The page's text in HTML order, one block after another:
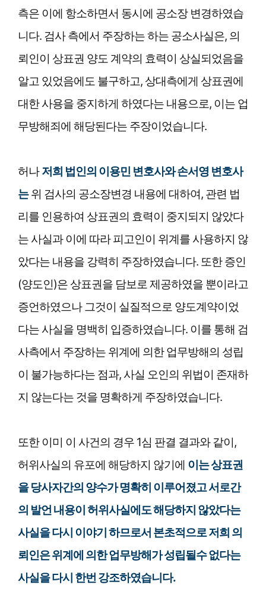
측은 이에 항소하면서 동시에 공소장 변경하였습
니다. 검사 측에서 주장하는 하는 공소사실은, 의
뢰인이 상표권 양도 계약의 효력이 상실되었음을
알고 있었음에도 불구하고, 상대측에게 상표권에
대한 사용을 중지하게 하였다는 내용으로, 이는 업
무방해죄에 해당된다는 주장이었습니다.
허나저희 법인의 이용민 변호사와 손서영 변호사
는위 검사의 공소장변경 내용에 대하여, 관련 법
리를 인용하여 상표권의 효력이 중지되지 않았다
는 사실과 이에 따라 피고인이 위계를 사용하지 않
았다는 내용을 강력히 주장하였습니다. 또한 증인
(양도인)은 상표권을 담보로 제공하였을 뿐이라고
증언하였으나 그것이 실질적으로 양도계약이었
다는 사실을 명백히 입증하였습니다. 이를 통해 검
사측에서 주장하는 위계에 의한 업무방해의 성립
이 불가능하다는 점과, 사실 오인의 위법이 존재하
지 않는다는 것을 명확하게 주장하였습니다.
또한 이미 이 사건의 경우 1심 판결 결과와 같이,
허위사실의 유포에 해당하지 않기에 이는 상표권
을 당사자간의 양수가 명확히 이루어졌고 서로간
의 발언 내용이 허위사실에도 해당하지 않았다는
사실을 다시 이야기 하므로서 본초적으로 저희 의
뢰인은 위계에 의한 업무방해가 성립될수 없다는
사실을 다시 한번 강조하였습니다.